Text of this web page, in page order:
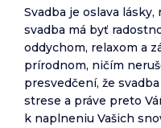
Svadba je oslava
svadba má byť
oddychom, relaxom a
prírodnom, ničím
presvedčení, že
strese a práve preto
k naplneniu Vašich